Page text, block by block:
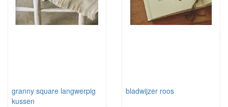
granny square langwerpig
kussen
bladwijzer roos